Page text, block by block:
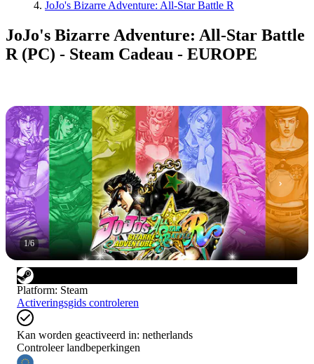
JoJo's Bizarre Adventure: All-Star Battle R
JoJo's Bizarre Adventure: All-Star Battle
R (PC) - Steam Cadeau - EUROPE
1/6
Platform: Steam
Activeringsgids controleren
Kan worden geactiveerd in: netherlands
Controleer landbeperkingen